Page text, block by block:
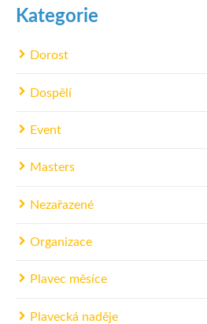
Kategorie
Dorost
Dospělí
Event
Masters
Nezařazené
Organizace
Plavec měsíce
Plavecká naděje